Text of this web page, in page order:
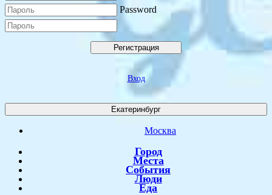
Password
Регистрация
Вход
Екатеринбург
Москва
Город
Места
События
Люди
Еда